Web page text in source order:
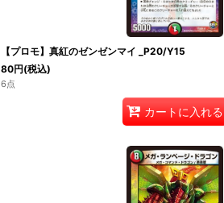
【プロモ】真紅のゼンゼンマイ _P20/Y15
80円(税込)
6点
カートに入れる